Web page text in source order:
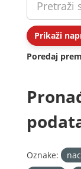
Prikaži
Poredaj
Oznake: